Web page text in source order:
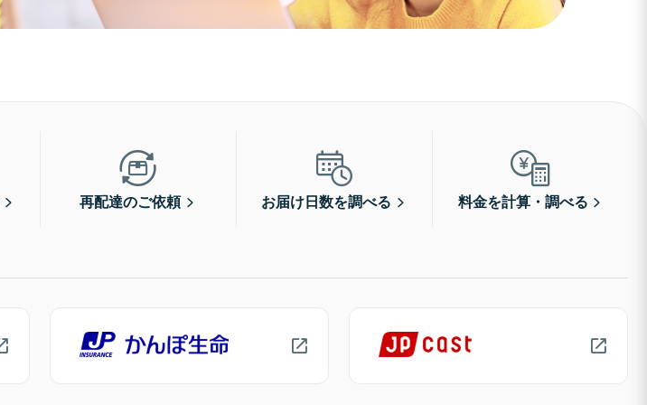
再配達のご依頼 お届け日数を調べる 料金を計算・調べる